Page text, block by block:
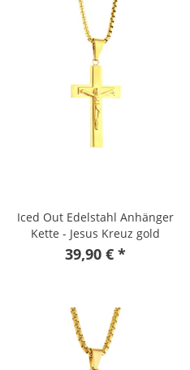
Iced Out Edelstahl Anhänger
Kette - Jesus Kreuz gold
39,90 € *